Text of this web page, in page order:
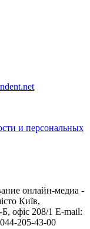
и персональных
онлайн-медиа -
Київ,
офіс 208/1 E-mail:
205-43-00